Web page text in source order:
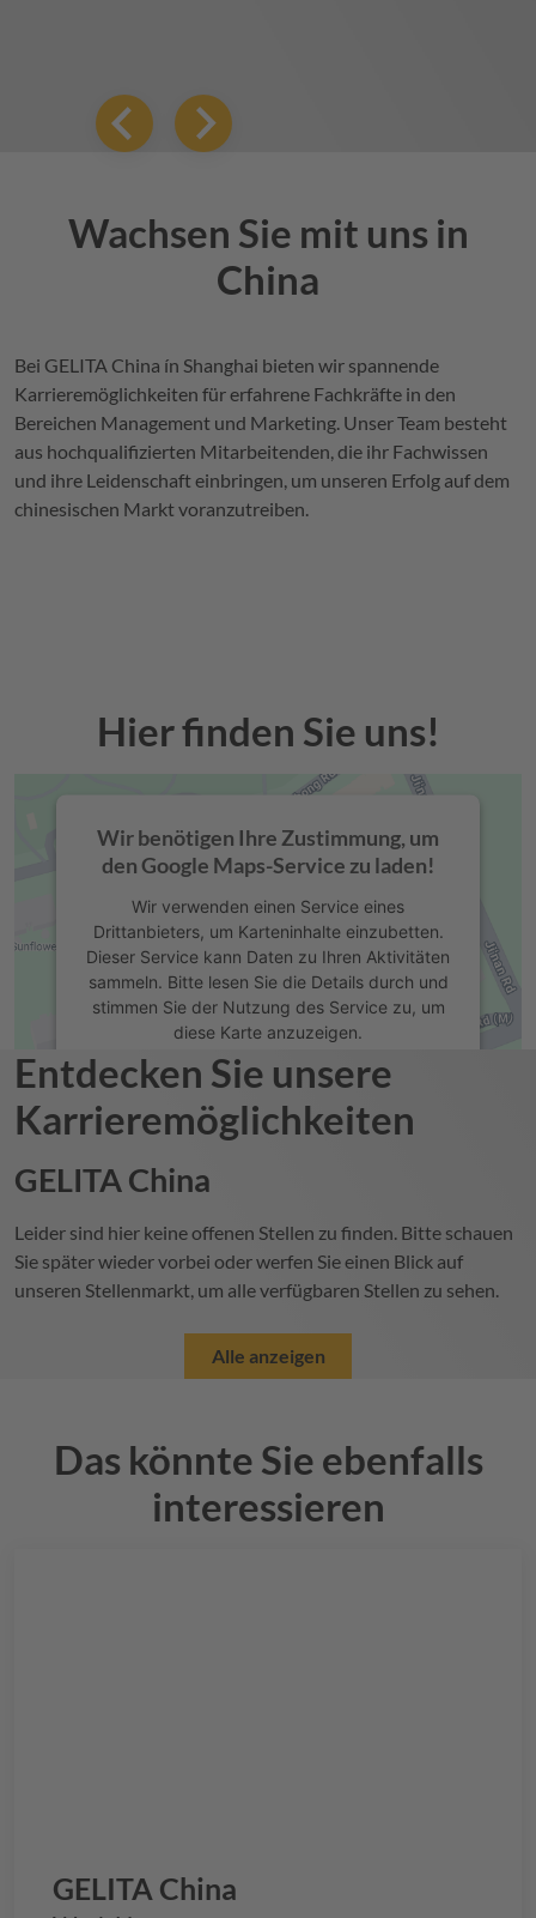
Wachsen Sie mit uns in
China
Bei GELITA China ín Shanghai bieten wir spannende
Karrieremöglichkeiten für erfahrene Fachkräfte in den
Bereichen Management und Marketing. Unser Team besteht
aus hochqualifizierten Mitarbeitenden, die ihr Fachwissen
und ihre Leidenschaft einbringen, um unseren Erfolg auf dem
chinesischen Markt voranzutreiben.
Hier finden Sie uns!
Wir benötigen Ihre Zustimmung, um
den Google Maps-Service zu laden!
Wir verwenden einen Service eines
Drittanbieters, um Karteninhalte einzubetten.
Dieser Service kann Daten zu Ihren Aktivitäten
sammeln. Bitte lesen Sie die Details durch und
stimmen Sie der Nutzung des Service zu, um
diese Karte anzuzeigen.
Mehr Informationen
Management Platform
Entdecken Sie unsere
Karrieremöglichkeiten
GELITAChina
Leider sind hier keine offenen Stellen zu finden. Bitte schauen
Sie später wieder vorbei oder werfen Sie einen Blick auf
unseren Stellenmarkt, um alle verfügbaren Stellen zu sehen.
Alle anzeigen
Das könnte Sie ebenfalls
interessieren
GELITA China